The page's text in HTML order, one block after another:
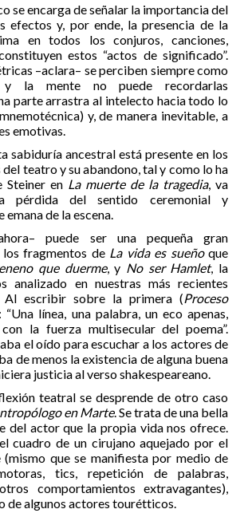
se encarga de señalar la importancia del
efectos y, por ende, la presencia de la
en todos los conjuros, canciones,
estos “actos de significado”.
–aclara– se perciben siempre como
la mente no puede recordarlas
parte arrastra al intelecto hacia todo lo
y, de manera inevitable, a
emotivas.
sabiduría ancestral está presente en los
teatro y su abandono, tal y como lo ha
Steiner en La muerte de la tragedia, va
pérdida del sentido ceremonial y
de la escena.
puede ser una pequeña gran
fragmentos de La vida es sueñoque
que duerme, y No ser Hamlet, la
analizado en nuestras más recientes
Al escribir sobre la primera (Proceso
línea, una palabra, un eco apenas,
la fuerza multisecular del poema”.
el oído para escuchar a los actores de
de menos la existencia de alguna buena
justicia al verso shakespeareano.
teatral se desprende de otro caso
en Marte. Se trata de una bella
del actor que la propia vida nos ofrece.
cuadro de un cirujano aquejado por el
que se manifiesta por medio de
tics, repetición de palabras,
comportamientos extravagantes),
de algunos actores tourétticos.